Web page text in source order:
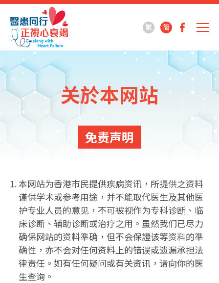
繁 简
关於本网站
免责声明
本网站为香港市民提供疾病资讯，所提供之资料
谨供学术或参考用途，并不能取代医生及其他医
护专业人员的意见，不可被视作为专科诊断、临
床诊断、辅助诊断或治疗之用。虽然我们已尽力
确保网站的资料準确，但不会保證该等资料的準
确性，亦不会对任何资料上的错误或遗漏承担法
律责任。如有任何疑问或有关资讯，请向你的医
生查询。